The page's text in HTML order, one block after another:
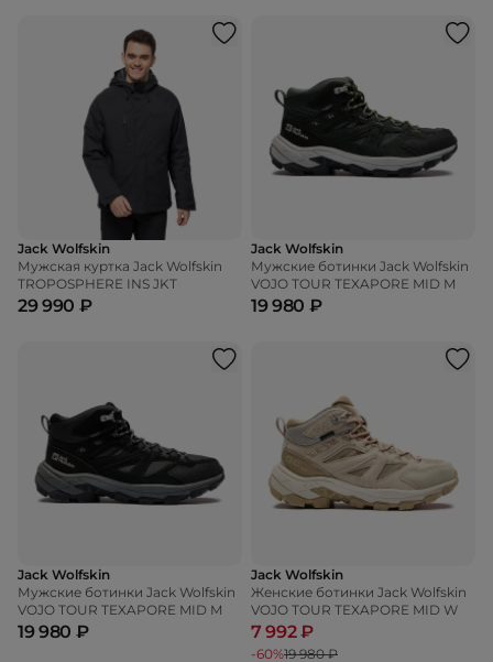
Jack Wolfskin
Мужская куртка Jack Wolfskin
TROPOSPHERE INS JKT
29 990 ₽
Jack Wolfskin
Мужские ботинки Jack Wolfskin
VOJO TOUR TEXAPORE MID M
19 980 ₽
Jack Wolfskin
Мужские ботинки Jack Wolfskin
VOJO TOUR TEXAPORE MID M
19 980 ₽
Jack Wolfskin
Женские ботинки Jack Wolfskin
VOJO TOUR TEXAPORE MID W
7 992 ₽
-60%19 980 ₽